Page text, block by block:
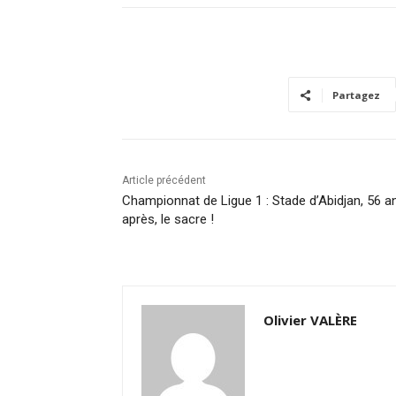
Partagez
Article précédent
Championnat de Ligue 1 : Stade d’Abidjan, 56
après, le sacre !
Olivier VALÈRE